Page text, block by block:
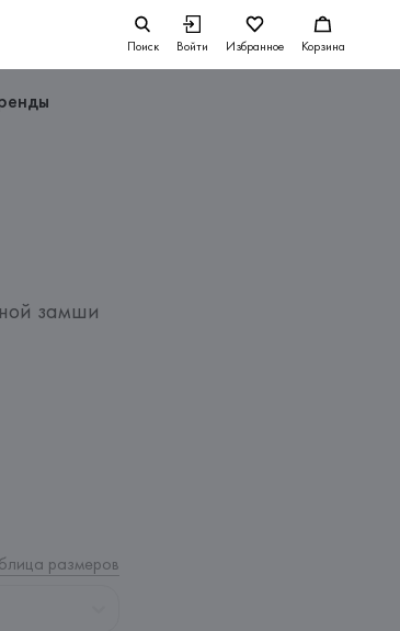
Поиск Войти Избранное Корзина
замши
размеров